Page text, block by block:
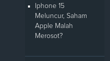
Iphone 15
Meluncur, Saham
Apple Malah
Merosot?